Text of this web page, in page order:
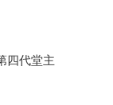
四代堂主